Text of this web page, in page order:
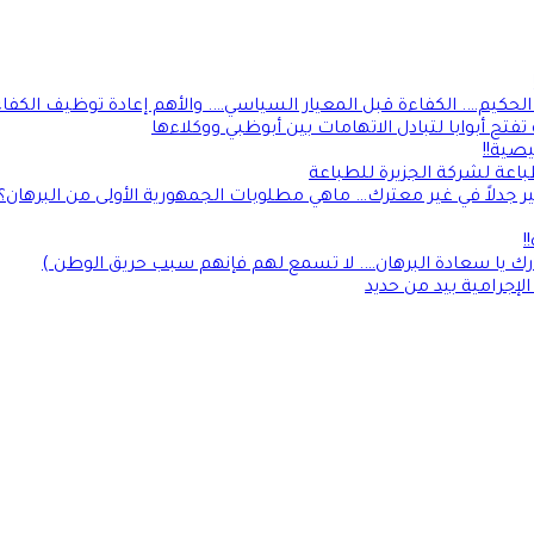
الكفاءة قبل المعيار السياسي…. والأهم إعادة توظيف
أبوابا لتبادل الاتهامات بين أبوظبي ووكلاءها
لشركة الجزيرة للطباعة
في غير معترك… ماهي مطلوبات الجمهورية الأولى من
يا سعادة البرهان…. لا تسمع لهم فإنهم سبب حريق الوطن )
بيد من حديد